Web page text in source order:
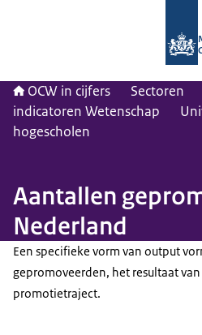
OCW in cijfers Sectoren
indicatoren Wetenschap
hogescholen
Aantallen
Nederland
Een specifieke vorm van output
gepromoveerden, het resultaat van
promotietraject.